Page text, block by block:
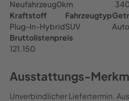
Neufahrzeug0km
340
Kraftstoff
Plug-In-Hybrid
Fahrzeugtyp
SUV
Bruttolistenpreis
121.150
Ausstattungs-
Unverbindlicher Liefertermin.